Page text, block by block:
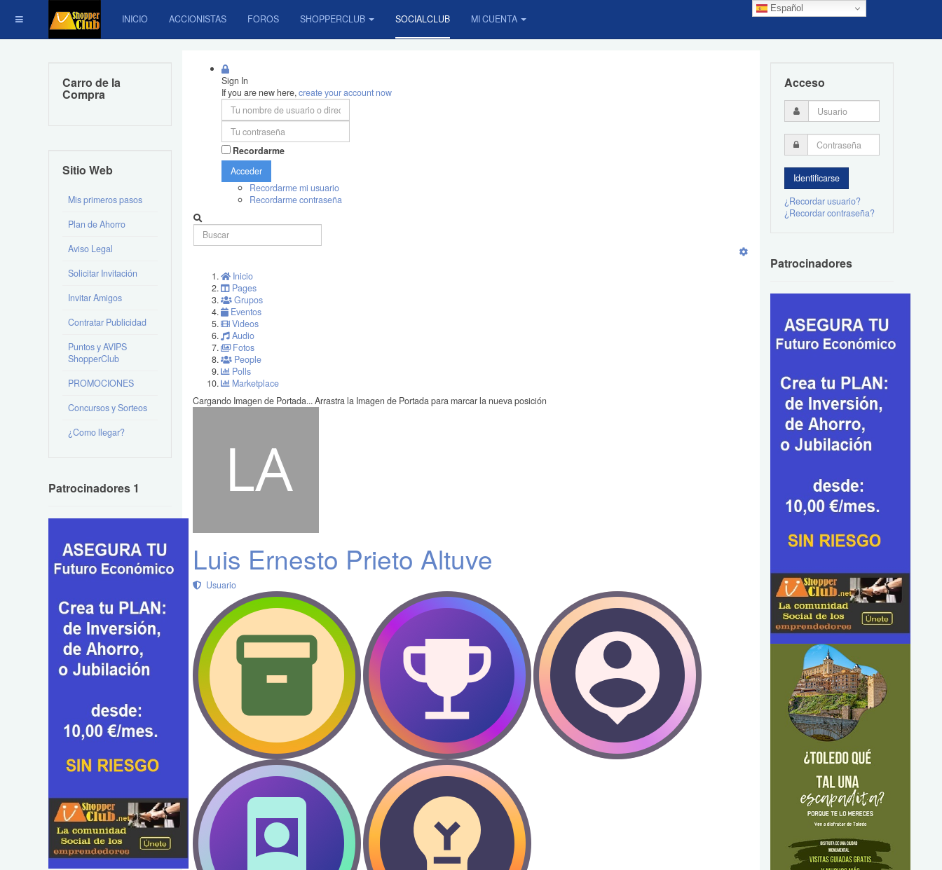
Español
INICIO ACCIONISTAS FOROS SHOPPERCLUB SOCIALCLUB MI CUENTA
Sign In
If you are new here,create your account now
Recordarme
Acceder
Recordarme mi usuario
Recordarme contraseña
Inicio
Pages
Grupos
Eventos
Videos
Audio
Fotos
People
Polls
Marketplace
Cargando Imagen de Portada...Arrastra la Imagen de Portada para marcar la nueva posición
Luis Ernesto Prieto Altuve
Usuario
Carro de la
Compra
Sitio Web
Mis primeros pasos
Plan de Ahorro
Aviso Legal
Solicitar Invitación
Invitar Amigos
Contratar Publicidad
Puntos y AVIPS
ShopperClub
PROMOCIONES
Concursos y Sorteos
¿Como llegar?
Patrocinadores 1
Acceso
¿Recordar usuario?
¿Recordar contraseña?
Patrocinadores